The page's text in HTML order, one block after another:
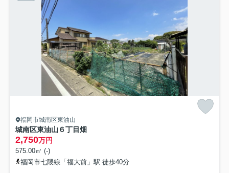
福岡市城南区東油山
城南区東油山６丁目畑
2,750万円
575.00㎡ (-)
福岡市七隈線「福大前」駅 徒歩40分